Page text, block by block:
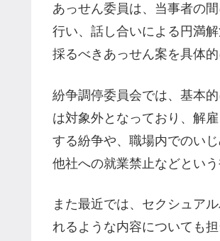
あっせん委員は、当事者の
行い、話し合いによる円満
採るべきあっせん案を具体
紛争調停委員会では、基本
は対象外となっており、解
する紛争や、職場内でのい
他社への就業禁止などとい
また最近では、セクシュア
れるような内容についても